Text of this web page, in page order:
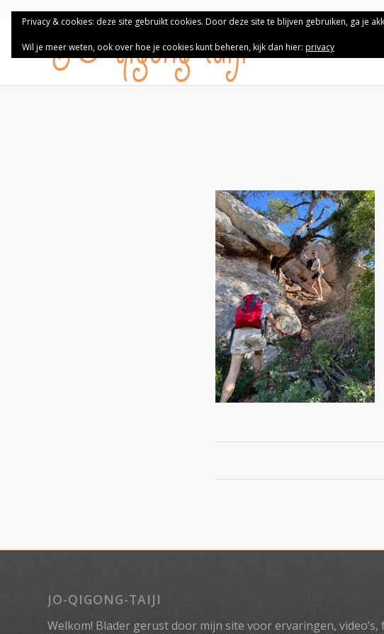
JO-QIGONG-TAIJI
Welkom! Blader gerust door mijn site voor ervaringen, video’s,
Privacy & cookies: deze site gebruikt cookies. Door deze site te blijven gebruiken, ga je
Wil je meer weten, ook over hoe je cookies kunt beheren, kijk dan hier: privacy